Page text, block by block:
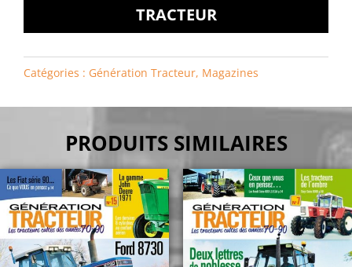
TRACTEUR
Catégories : Génération Tracteur, Magazines
PRODUITS SIMILAIRES